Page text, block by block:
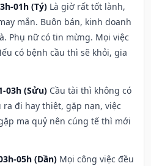
01h (Tý) Là giờ rất tốt lành,
mắn. Buôn bán, kinh doanh
Phụ nữ có tin mừng. Mọi việc
có bệnh cầu thì sẽ khỏi, gia
03h (Sửu) Cầu tài thì không có
đi hay thiệt, gặp nạn, việc
ma quỷ nên cúng tế thì mới
05h (Dần) Mọi công việc đều